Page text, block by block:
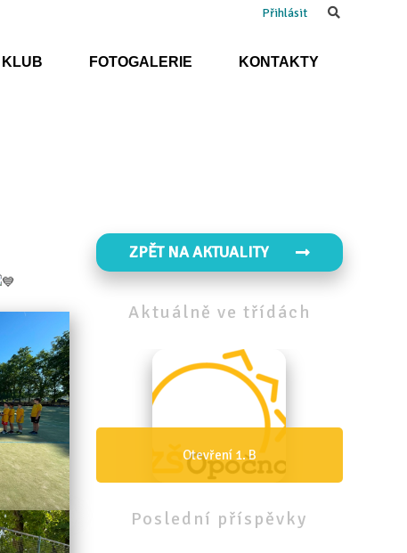
Přihlásit
KLUB FOTOGALERIE KONTAKTY
ZPĚT NA AKTUALITY
Aktuálně ve třídách
Otevření 1. A
Poslední příspěvky